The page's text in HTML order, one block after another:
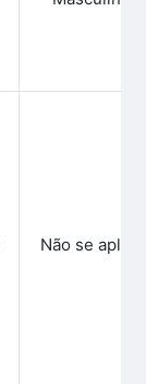
Não se aplica